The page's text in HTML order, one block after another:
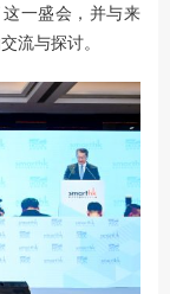
一盛会，并与来
流与探讨。